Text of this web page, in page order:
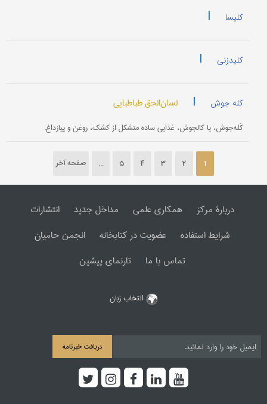
کلیسا |
کلیدزنی |
کله جوش | لسان‌الحق طباطبایی
کَله‌جوش، یا کالجوش، غذایی ساده متشکل از کشک، روغن و پیازداغ.
1
2
3
4
5
... صفحه آخر
دربارۀ مرکز همکاری علمی مداخل جدید
انتشارات
شرایط استفاده
عضویت در کتابخانه
انجمن حامیان
تماس با ما
تارنمای پیشین
انتخاب زبان
دریافت خبرنامه